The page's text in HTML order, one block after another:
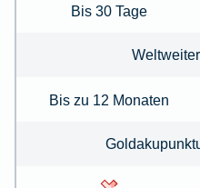
Bis 30 Tage
Bis zu 12 Monaten